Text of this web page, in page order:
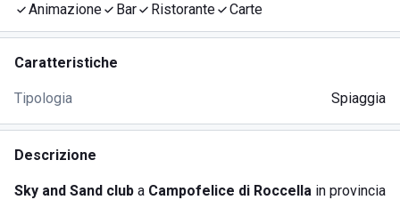
Animazione Bar Ristorante Carte
Caratteristiche
Tipologia Spiaggia
Descrizione
Sky and Sand club a Campofelice di Roccella in provincia